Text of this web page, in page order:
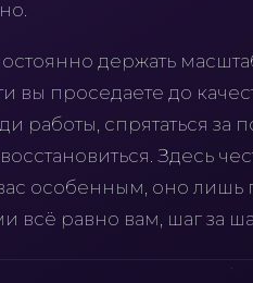
держать
вы проседаете до
работы, спрятаться за
Здесь
особенным, оно лишь
всё равно вам, шаг за